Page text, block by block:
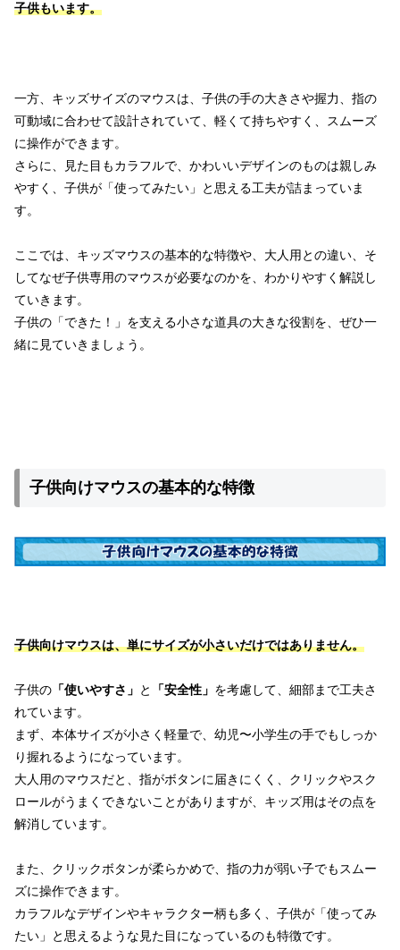
子供もいます。
一方、キッズサイズのマウスは、子供の手の大きさや握力、指の
可動域に合わせて設計されていて、軽くて持ちやすく、スムーズ
に操作ができます。
さらに、見た目もカラフルで、かわいいデザインのものは親しみ
やすく、子供が「使ってみたい」と思える工夫が詰まっていま
す。
ここでは、キッズマウスの基本的な特徴や、大人用との違い、そ
してなぜ子供専用のマウスが必要なのかを、わかりやすく解説し
ていきます。
子供の「できた！」を支える小さな道具の大きな役割を、ぜひ一
緒に見ていきましょう。
子供向けマウスの基本的な特徴
子供向けマウスは、単にサイズが小さいだけではありません。
子供の 「使いやすさ」 と 「安全性」 を考慮して、細部まで工夫さ
れています。
まず、本体サイズが小さく軽量で、幼児〜小学生の手でもしっか
り握れるようになっています。
大人用のマウスだと、指がボタンに届きにくく、クリックやスク
ロールがうまくできないことがありますが、キッズ用はその点を
解消しています。
また、クリックボタンが柔らかめで、指の力が弱い子でもスムー
ズに操作できます。
カラフルなデザインやキャラクター柄も多く、子供が「使ってみ
たい」と思えるような見た目になっているのも特徴です。